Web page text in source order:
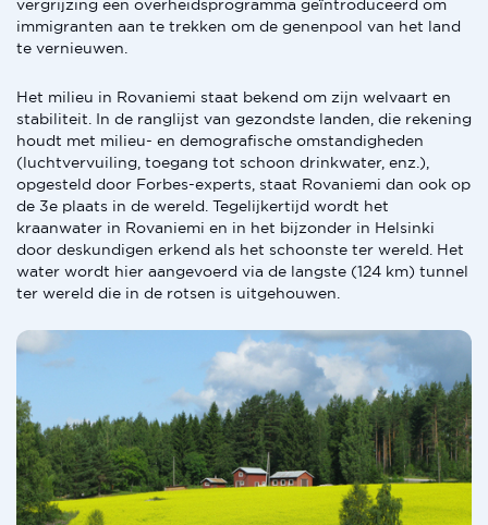
vergrijzing een overheidsprogramma geïntroduceerd om
immigranten aan te trekken om de genenpool van het land
te vernieuwen.
Het milieu in Rovaniemi staat bekend om zijn welvaart en
stabiliteit. In de ranglijst van gezondste landen, die rekening
houdt met milieu- en demografische omstandigheden
(luchtvervuiling, toegang tot schoon drinkwater, enz.),
opgesteld door Forbes-experts, staat Rovaniemi dan ook op
de 3e plaats in de wereld. Tegelijkertijd wordt het
kraanwater in Rovaniemi en in het bijzonder in Helsinki
door deskundigen erkend als het schoonste ter wereld. Het
water wordt hier aangevoerd via de langste (124 km) tunnel
ter wereld die in de rotsen is uitgehouwen.